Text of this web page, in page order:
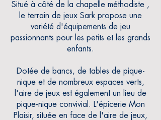
Situé à côté de la chapelle méthodiste ,
le terrain de jeux Sark propose une
variété d'équipements de jeu
passionnants pour les petits et les grands
enfants.
Dotée de bancs, de tables de pique-
nique et de nombreux espaces verts,
l'aire de jeux est également un lieu de
pique-nique convivial. L'épicerie Mon
Plaisir, située en face de l'aire de jeux,